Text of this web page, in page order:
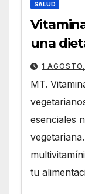
SALUD
una
1
MT.
esenciales
tu